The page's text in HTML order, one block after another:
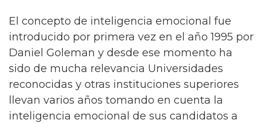
El concepto de inteligencia emocional fue
introducido por primera vez en el año 1995 por
Daniel Goleman y desde ese momento ha
sido de mucha relevancia Universidades
reconocidas y otras instituciones superiores
llevan varios años tomando en cuenta la
inteligencia emocional de sus candidatos a